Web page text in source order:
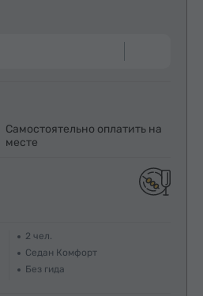
Самостоятельно оплатить на
месте
2 чел.
Седан Комфорт
Без гида